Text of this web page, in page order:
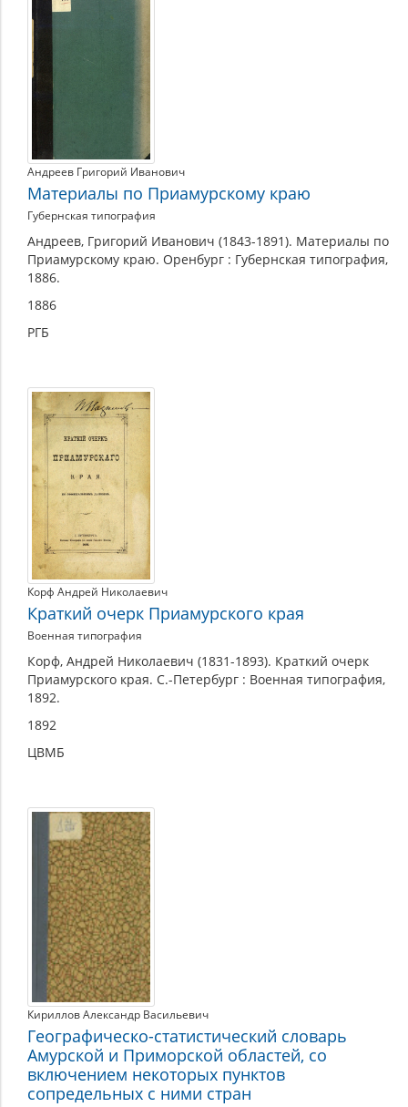
Андреев Григорий Иванович
Материалы по Приамурскому краю
Губернская типография
Андреев, Григорий Иванович (1843-1891). Материалы по
Приамурскому краю. Оренбург : Губернская типография,
1886.
1886
РГБ
Корф Андрей Николаевич
Краткий очерк Приамурского края
Военная типография
Корф, Андрей Николаевич (1831-1893). Краткий очерк
Приамурского края. С.-Петербург : Военная типография,
1892.
1892
ЦВМБ
Кириллов Александр Васильевич
Географическо-статистический словарь
Амурской и Приморской областей, со
включением некоторых пунктов
сопредельных с ними стран